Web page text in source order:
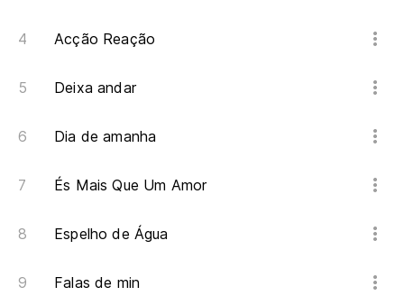
Acção Reação
Deixa andar
Dia de amanha
És Mais Que Um Amor
Espelho de Água
Falas de min